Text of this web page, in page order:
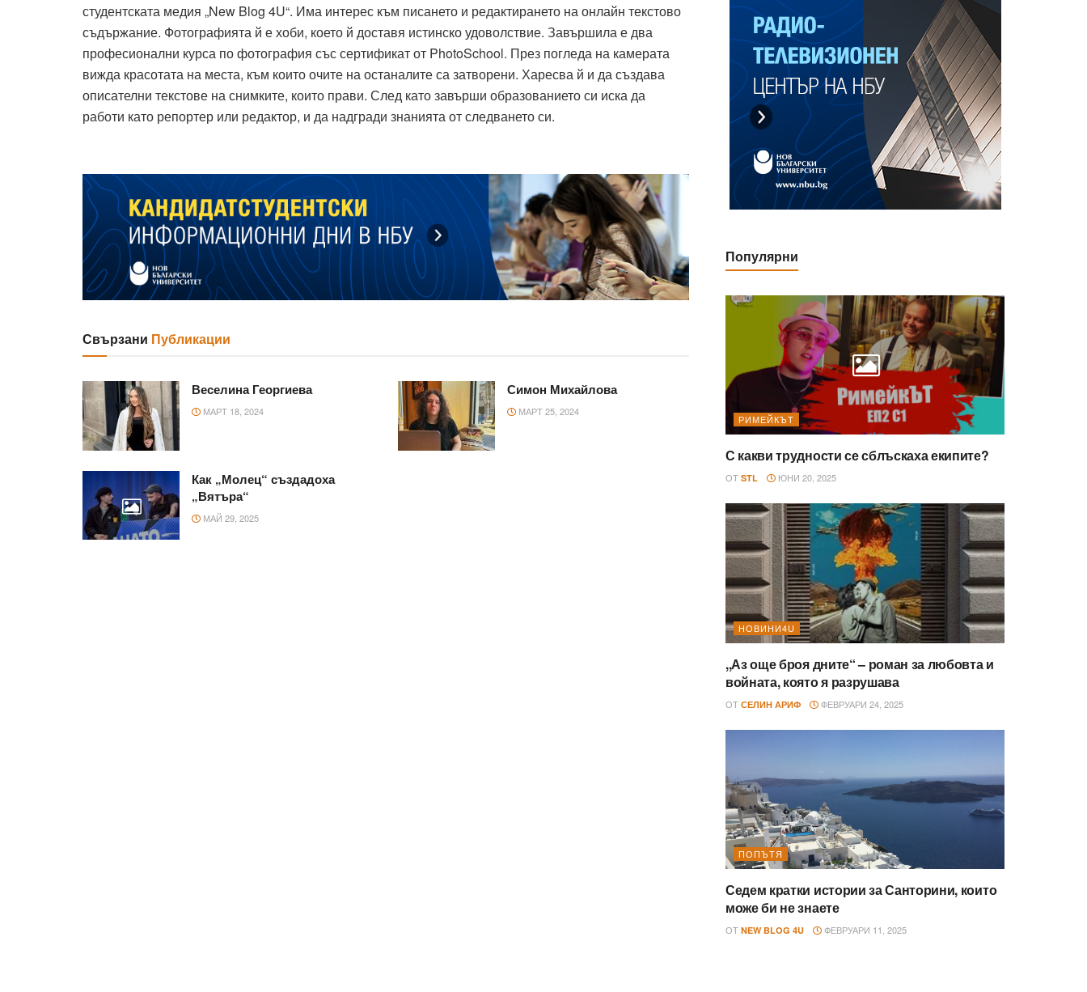
студентската медия „New Blog 4U“. Има интерес към писането и редактирането на онлайн текстово
съдържание. Фотографията й е хоби, което й доставя истинско удоволствие. Завършила е два
професионални курса по фотография със сертификат от PhotoSchool. През погледа на камерата
вижда красотата на места, към които очите на останалите са затворени. Харесва й и да създава
описателни текстове на снимките, които прави. След като завърши образованието си иска да
работи като репортер или редактор, и да надгради знанията от следването си.
Свързани Публикации
Веселина Георгиева
МАРТ 18, 2024
Симон Михайлова
МАРТ 25, 2024
Как „Молец“ създадоха
„Вятъра“
МАЙ 29, 2025
Популярни
РИМЕЙКЪТ
С какви трудности се сблъскаха екипите?
ОТ STL ЮНИ 20, 2025
НОВИНИ4U
,,Аз още броя дните“ – роман за любовта и
войната, която я разрушава
ОТ СЕЛИН АРИФ ФЕВРУАРИ 24, 2025
ПОПЪТЯ
Седем кратки истории за Санторини, които
може би не знаете
ОТ NEW BLOG 4U ФЕВРУАРИ 11, 2025